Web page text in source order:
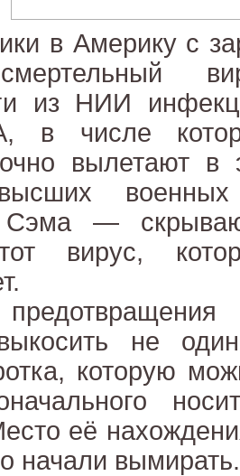
в Америку с
из НИИ
в числе
вылетают в
военных
Сэма —
вирус,
не
которую
её
начали вымирать.